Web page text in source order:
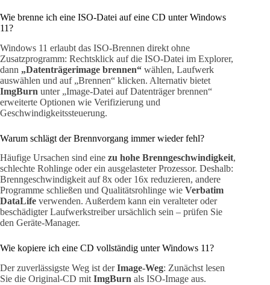
Wie brenne ich eine ISO-Datei auf eine CD unter Windows
11?
Windows 11 erlaubt das ISO-Brennen direkt ohne
Zusatzprogramm: Rechtsklick auf die ISO-Datei im Explorer,
dann „Datenträgerimage brennen“ wählen, Laufwerk
auswählen und auf „Brennen“ klicken. Alternativ bietet
ImgBurn unter „Image-Datei auf Datenträger brennen“
erweiterte Optionen wie Verifizierung und
Geschwindigkeitssteuerung.
Warum schlägt der Brennvorgang immer wieder fehl?
Häufige Ursachen sind eine zu hohe Brenngeschwindigkeit,
schlechte Rohlinge oder ein ausgelasteter Prozessor. Deshalb:
Brenngeschwindigkeit auf 8x oder 16x reduzieren, andere
Programme schließen und Qualitätsrohlinge wie Verbatim
DataLife verwenden. Außerdem kann ein veralteter oder
beschädigter Laufwerkstreiber ursächlich sein – prüfen Sie
den Geräte-Manager.
Wie kopiere ich eine CD vollständig unter Windows 11?
Der zuverlässigste Weg ist derImage-Weg: Zunächst lesen
Sie die Original-CD mit ImgBurn als ISO-Image aus.